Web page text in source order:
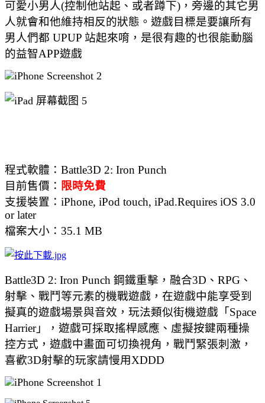
可愛小男人(控制他站起、或者蹲下)，旁邊的其它男
人就會和他維持相反的狀態。遊戲目標是要讓所有
男人們都 UPUP 站起來唷，是很有趣的也很能動腦
的益智APP遊戲
程式軟體： Battle3D 2: Iron Punch
目前售價： 限時免費
支援裝置： iPhone, iPod touch, iPad.Requires iOS 3.0
or later
檔案大小： 35.1 MB
Battle3D 2: Iron Punch 鋼鐵重擊，融合3D、RPG、
射擊、戰鬥等元素的機戰遊戲，在遊戲中能享受到
擬真的遊戲場景與音效，玩法類似街機遊戲「Space
Harrier」，遊戲可採取搖桿感應、虛擬按鍵兩種操
控方式，遊戲中畫面可切換視角，戰鬥緊張刺激，
喜歡3D射擊的玩家請慢用XDDD